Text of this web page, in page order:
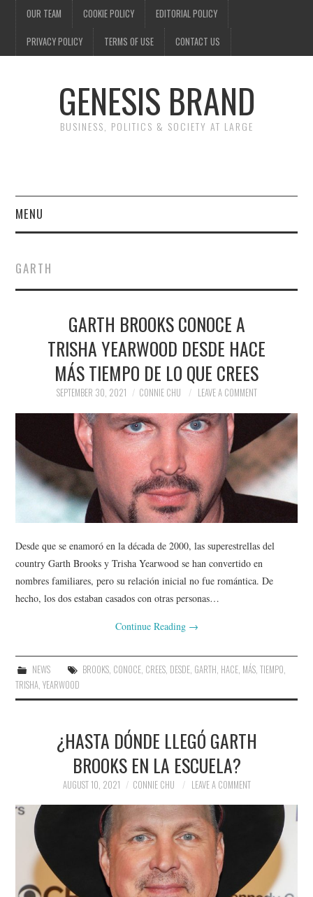
OUR TEAM COOKIE POLICY EDITORIAL POLICY
PRIVACY POLICY TERMS OF USE CONTACT US
GENESIS BRAND
BUSINESS, POLITICS & SOCIETY AT LARGE
MENU
FINANCE
POLITICS
SOCIETY
TECHNOLOGY
GARTH
GARTH BROOKS CONOCE A
TRISHA YEARWOOD DESDE HACE
MÁS TIEMPO DE LO QUE CREES
SEPTEMBER 30, 2021 CONNIE CHU LEAVE A COMMENT
Desde que se enamoró en la década de 2000, las superestrellas del
country Garth Brooks y Trisha Yearwood se han convertido en
nombres familiares, pero su relación inicial no fue romántica. De
hecho, los dos estaban casados ​​con otras personas…
Continue Reading →
NEWS BROOKS, CONOCE, CREES, DESDE, GARTH, HACE, MÁS, TIEMPO,
TRISHA,YEARWOOD
¿HASTA DÓNDE LLEGÓ GARTH
BROOKS EN LA ESCUELA?
AUGUST 10, 2021 CONNIE CHU LEAVE A COMMENT